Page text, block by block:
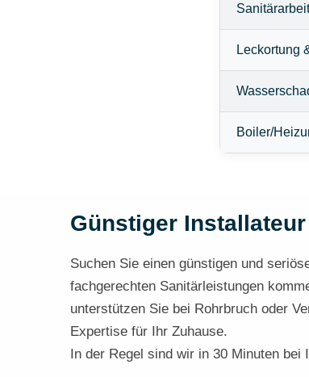
Leckortung
Boiler/
Günstiger
Suchen Sie einen günstigen und
fachgerechten Sanitärleistungen
unterstützen Sie bei Rohrbruch oder
Expertise für Ihr Zuhause.
In der Regel sind wir in 30 Minuten